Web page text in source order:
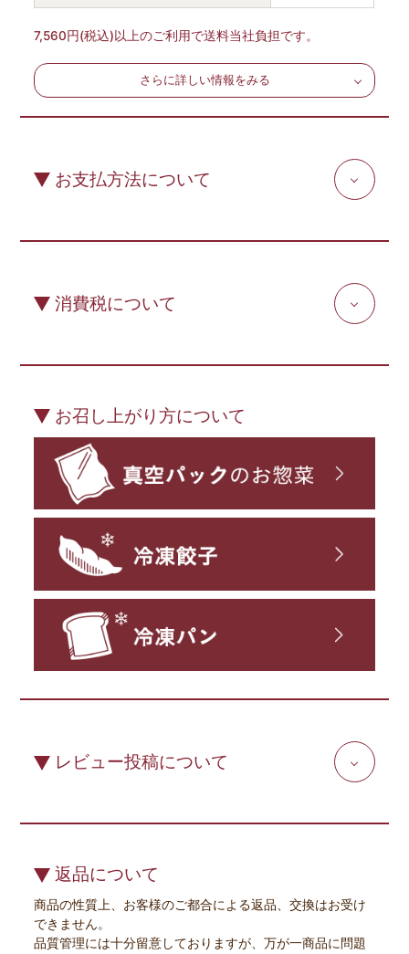
7,560円(税込)以上のご利用で送料当社負担です。
さらに詳しい情報をみる
お支払方法について
消費税について
お召し上がり方について
レビュー投稿について
返品について
商品の性質上、お客様のご都合による返品、交換はお受け
できません。
品質管理には十分留意しておりますが、万が一商品に問題